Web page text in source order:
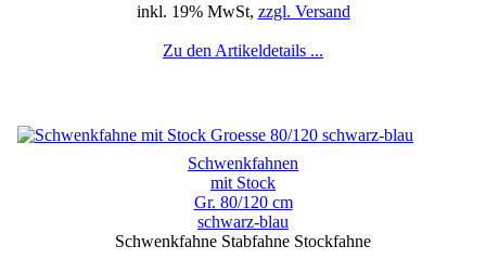
inkl. 19% MwSt, zzgl. Versand
Zu den Artikeldetails ...
Schwenkfahnen
mit Stock
Gr. 80/120 cm
schwarz-blau
Schwenkfahne Stabfahne Stockfahne